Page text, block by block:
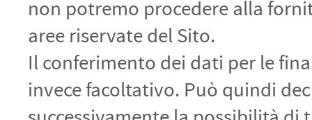
non potremo procedere alla
aree riservate del Sito.
Il conferimento dei dati per le
invece facoltativo. Può quindi